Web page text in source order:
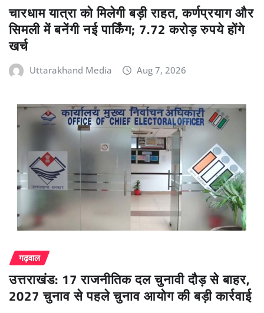
चारधाम यात्रा को मिलेगी बड़ी राहत, कर्णप्रयाग और
सिमली में बनेंगी नई पार्किंग; 7.72 करोड़ रुपये होंगे
खर्च
Uttarakhand Media Aug 7, 2026
गढ़वाल
उत्तराखंड: 17 राजनीतिक दल चुनावी दौड़ से बाहर,
2027 चुनाव से पहले चुनाव आयोग की बड़ी कार्रवाई